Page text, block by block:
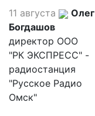
11 августа
Олег
Богдашов
директор ООО
"РК ЭКСПРЕСС" -
радиостанция
"Русское Радио
Омск"